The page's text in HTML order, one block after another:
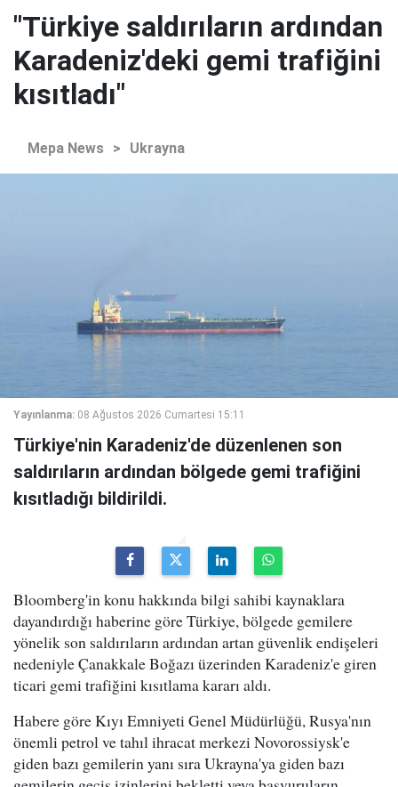
"Türkiye saldırıların ardından
Karadeniz'deki gemi trafiğini
kısıtladı"
Mepa News > Ukrayna
Yayınlanma: 08 Ağustos 2026 Cumartesi 15:11
Türkiye'nin Karadeniz'de düzenlenen son
saldırıların ardından bölgede gemi trafiğini
kısıtladığı bildirildi.
Bloomberg'in konu hakkında bilgi sahibi kaynaklara
dayandırdığı haberine göre Türkiye, bölgede gemilere
yönelik son saldırıların ardından artan güvenlik endişeleri
nedeniyle Çanakkale Boğazı üzerinden Karadeniz'e giren
ticari gemi trafiğini kısıtlama kararı aldı.
Habere göre Kıyı Emniyeti Genel Müdürlüğü, Rusya'nın
önemli petrol ve tahıl ihracat merkezi Novorossiysk'e
giden bazı gemilerin yanı sıra Ukrayna'ya giden bazı